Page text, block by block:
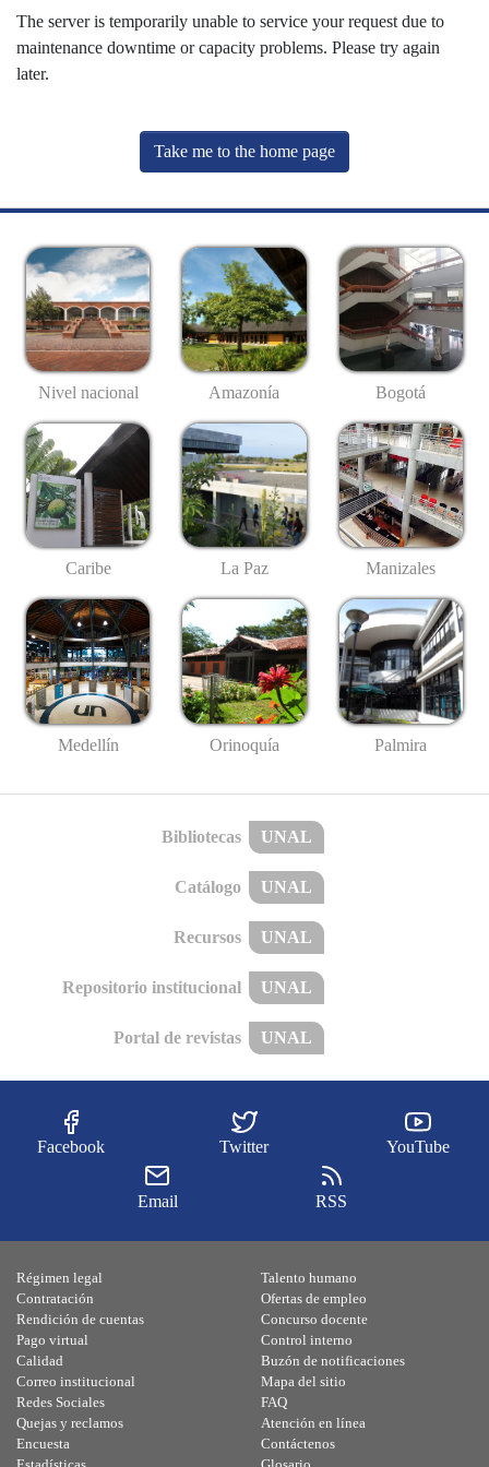
The server is temporarily unable to service your request due to
maintenance downtime or capacity problems. Please try again
later.
Take me to the home page
Nivel nacional Amazonía Bogotá
Caribe La Paz Manizales
Medellín Orinoquía Palmira
Bibliotecas UNAL
Catálogo UNAL
Recursos UNAL
Repositorio institucional UNAL
Portal de revistas UNAL
Facebook Twitter YouTube
Email RSS
Régimen legal
Contratación
Rendición de cuentas
Pago virtual
Calidad
Talento humano
Ofertas de empleo
Concurso docente
Control interno
Buzón de notificaciones
Correo institucional
Redes Sociales
Quejas y reclamos
Encuesta
Mapa del sitio
FAQ
Atención en línea
Contáctenos